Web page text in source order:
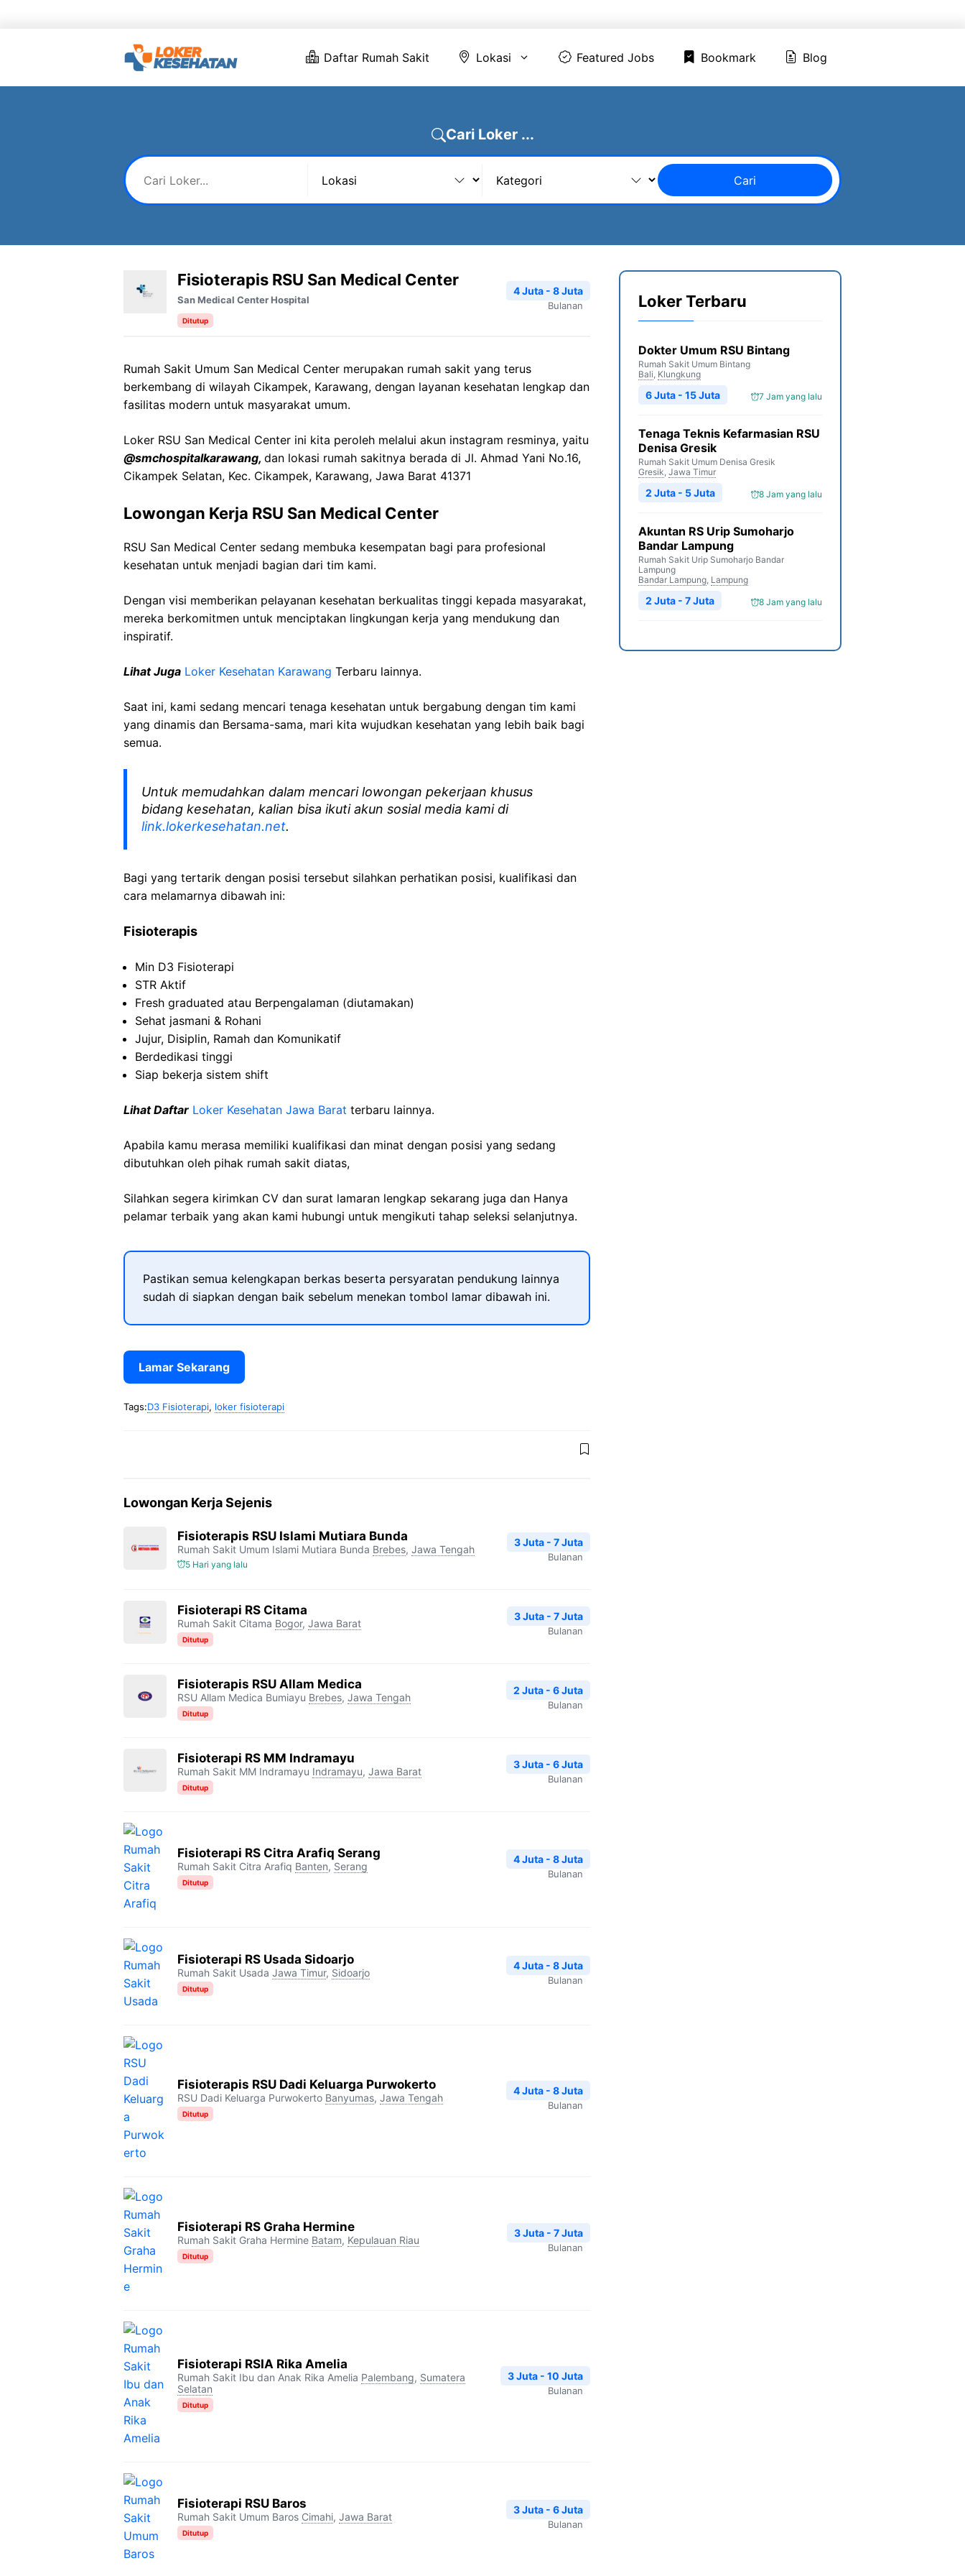
Daftar Rumah Sakit Lokasi Featured Jobs Bookmark Blog
Cari Loker ...
Cari
Fisioterapis RSU San Medical Center
San Medical Center Hospital
Ditutup
4 Juta - 8 Juta
Bulanan
Rumah Sakit Umum San Medical Center merupakan rumah sakit yang terus
berkembang di wilayah Cikampek, Karawang, dengan layanan kesehatan lengkap dan
fasilitas modern untuk masyarakat umum.
Loker RSU San Medical Center ini kita peroleh melalui akun instagram resminya, yaitu
@smchospitalkarawang, dan lokasi rumah sakitnya berada di Jl. Ahmad Yani No.16,
Cikampek Selatan, Kec. Cikampek, Karawang, Jawa Barat 41371
Lowongan Kerja RSU San Medical Center
RSU San Medical Center sedang membuka kesempatan bagi para profesional
kesehatan untuk menjadi bagian dari tim kami.
Dengan visi memberikan pelayanan kesehatan berkualitas tinggi kepada masyarakat,
mereka berkomitmen untuk menciptakan lingkungan kerja yang mendukung dan
inspiratif.
Lihat Juga Loker Kesehatan Karawang Terbaru lainnya.
Saat ini, kami sedang mencari tenaga kesehatan untuk bergabung dengan tim kami
yang dinamis dan Bersama-sama, mari kita wujudkan kesehatan yang lebih baik bagi
semua.
Untuk memudahkan dalam mencari lowongan pekerjaan khusus
bidang kesehatan, kalian bisa ikuti akun sosial media kami di
link.lokerkesehatan.net.
Bagi yang tertarik dengan posisi tersebut silahkan perhatikan posisi, kualifikasi dan
cara melamarnya dibawah ini:
Fisioterapis
Min D3 Fisioterapi
STR Aktif
Fresh graduated atau Berpengalaman (diutamakan)
Sehat jasmani & Rohani
Jujur, Disiplin, Ramah dan Komunikatif
Berdedikasi tinggi
Siap bekerja sistem shift
Lihat Daftar Loker Kesehatan Jawa Barat terbaru lainnya.
Apabila kamu merasa memiliki kualifikasi dan minat dengan posisi yang sedang
dibutuhkan oleh pihak rumah sakit diatas,
Silahkan segera kirimkan CV dan surat lamaran lengkap sekarang juga dan Hanya
pelamar terbaik yang akan kami hubungi untuk mengikuti tahap seleksi selanjutnya.
Pastikan semua kelengkapan berkas beserta persyaratan pendukung lainnya
sudah di siapkan dengan baik sebelum menekan tombol lamar dibawah ini.
Lamar Sekarang
Tags:D3 Fisioterapi, loker fisioterapi
Lowongan Kerja Sejenis
Fisioterapis RSU Islami Mutiara Bunda
Rumah Sakit Umum Islami Mutiara Bunda Brebes, Jawa Tengah
5 Hari yang lalu
3 Juta - 7 Juta
Bulanan
Fisioterapi RS Citama
Rumah Sakit Citama Bogor, Jawa Barat
Ditutup
3 Juta - 7 Juta
Bulanan
Fisioterapis RSU Allam Medica
RSU Allam Medica Bumiayu Brebes, Jawa Tengah
Ditutup
2 Juta - 6 Juta
Bulanan
Fisioterapi RS MM Indramayu
Rumah Sakit MM Indramayu Indramayu, Jawa Barat
Ditutup
3 Juta - 6 Juta
Bulanan
Fisioterapi RS Citra Arafiq Serang
Rumah Sakit Citra Arafiq Banten, Serang
Ditutup
4 Juta - 8 Juta
Bulanan
Fisioterapi RS Usada Sidoarjo
Rumah Sakit Usada Jawa Timur, Sidoarjo
Ditutup
4 Juta - 8 Juta
Bulanan
Fisioterapis RSU Dadi Keluarga Purwokerto
RSU Dadi Keluarga Purwokerto Banyumas, Jawa Tengah
Ditutup
4 Juta - 8 Juta
Bulanan
Fisioterapi RS Graha Hermine
Rumah Sakit Graha Hermine Batam, Kepulauan Riau
Ditutup
3 Juta - 7 Juta
Bulanan
Fisioterapi RSIA Rika Amelia
Rumah Sakit Ibu dan Anak Rika Amelia Palembang, Sumatera
Selatan
Ditutup
3 Juta - 10 Juta
Bulanan
Fisioterapi RSU Baros
Rumah Sakit Umum Baros Cimahi, Jawa Barat
Ditutup
3 Juta - 6 Juta
Bulanan
Loker Terbaru
Dokter Umum RSU Bintang
Rumah Sakit Umum Bintang
Bali, Klungkung
7 Jam yang lalu
6 Juta - 15 Juta
Tenaga Teknis Kefarmasian RSU
Denisa Gresik
Rumah Sakit Umum Denisa Gresik
Gresik, Jawa Timur
8 Jam yang lalu
2 Juta - 5 Juta
Akuntan RS Urip Sumoharjo
Bandar Lampung
Rumah Sakit Urip Sumoharjo Bandar
Lampung
Bandar Lampung, Lampung
8 Jam yang lalu
2 Juta - 7 Juta